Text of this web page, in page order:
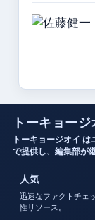
トーキョージ
トーキョージオイ
で提供し、編集部が
人気
迅速なファクトチェ
性リソース。